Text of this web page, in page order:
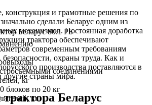
конструкция и грамотные решения по
сделали Беларус одним из
механизмов. Постоянная доработка
трактора обеспечивают
современным требованиям
безопасности, охраны труда. Как и
производства поставляются в
страны мира.
Беларус
Беларус 80.1 РБ
соединениями
кг
блоков по 20 кг
кг